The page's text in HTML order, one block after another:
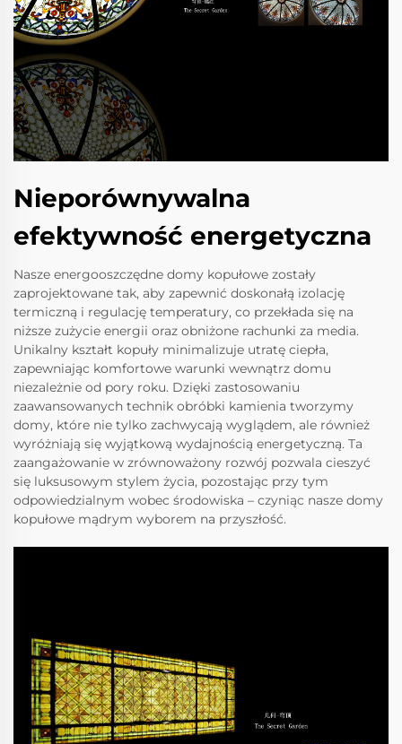
Nieporównywalna
efektywność energetyczna
Nasze energooszczędne domy kopułowe zostały
zaprojektowane tak, aby zapewnić doskonałą izolację
termiczną i regulację temperatury, co przekłada się na
niższe zużycie energii oraz obniżone rachunki za media.
Unikalny kształt kopuły minimalizuje utratę ciepła,
zapewniając komfortowe warunki wewnątrz domu
niezależnie od pory roku. Dzięki zastosowaniu
zaawansowanych technik obróbki kamienia tworzymy
domy, które nie tylko zachwycają wyglądem, ale również
wyróżniają się wyjątkową wydajnością energetyczną. Ta
zaangażowanie w zrównoważony rozwój pozwala cieszyć
się luksusowym stylem życia, pozostając przy tym
odpowiedzialnym wobec środowiska – czyniąc nasze domy
kopułowe mądrym wyborem na przyszłość.